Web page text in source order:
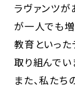
ラヴァンツが
が一人でも増
教育といっ
取り組んでい
また、私た